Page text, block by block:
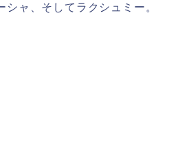
ャ、そしてラクシュミー。